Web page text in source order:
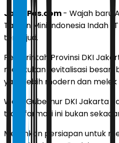
JawaPos.com- Wajah baru
Taman Mini Indonesia Indah
terwujud.
Pemerintah Provinsi DKI
melakukan revitalisasi
yang lebih modern dan melek
Wakil Gubernur DKI Jakarta
transformasi ini bukan
Melainkan persiapan untuk